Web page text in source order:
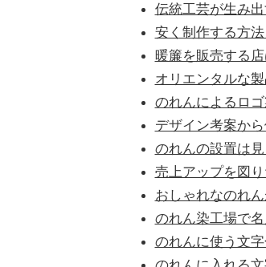
伝統工芸が生み
安く制作する方
暖簾を販売する
オリエンタルな
のれんによるロ
デザイン考案か
のれんの設置は
売上アップを図
おしゃれなのれ
のれん染工場で
のれんに使う文